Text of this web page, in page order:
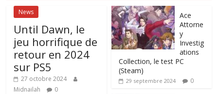
News
Until Dawn, le
jeu horrifique de
retour en 2024
sur PS5
27 octobre 2024
Midnailah
0
Ace
Attorne
y
Investig
ations
Collection, le test PC
(Steam)
29 septembre 2024 0